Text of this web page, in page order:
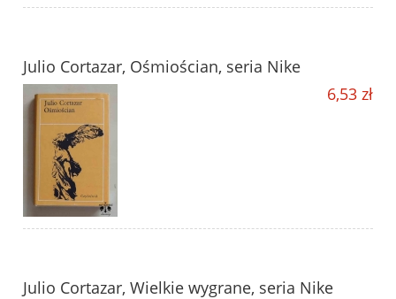
Julio Cortazar, Ośmiościan, seria Nike
6,53 zł
Julio Cortazar, Wielkie wygrane, seria Nike